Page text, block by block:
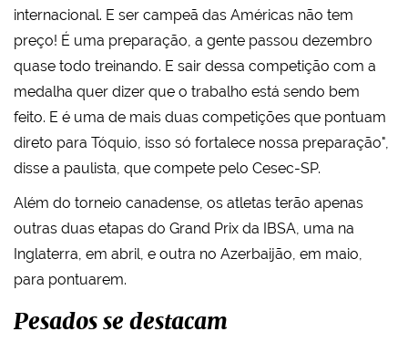
internacional. E ser campeã das Américas não tem
preço! É uma preparação, a gente passou dezembro
quase todo treinando. E sair dessa competição com a
medalha quer dizer que o trabalho está sendo bem
feito. E é uma de mais duas competições que pontuam
direto para Tóquio, isso só fortalece nossa preparação",
disse a paulista, que compete pelo Cesec-SP.
Além do torneio canadense, os atletas terão apenas
outras duas etapas do Grand Prix da IBSA, uma na
Inglaterra, em abril, e outra no Azerbaijão, em maio,
para pontuarem.
Pesados se destacam